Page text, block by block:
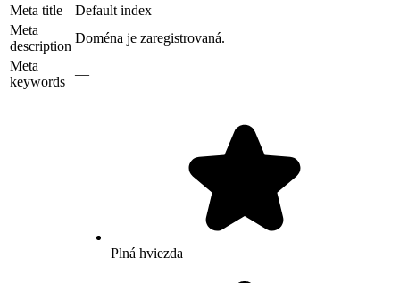
Meta title
Default index
Meta
description
Doména je zaregistrovaná.
Meta
keywords
—
Plná hviezda